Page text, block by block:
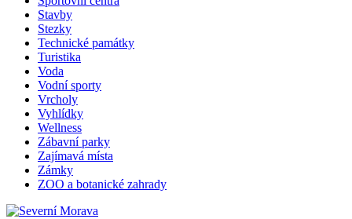
Stavby
Stezky
Technické památky
Turistika
Voda
Vodní sporty
Vrcholy
Vyhlídky
Wellness
Zábavní parky
Zajímavá místa
Zámky
ZOO a botanické zahrady